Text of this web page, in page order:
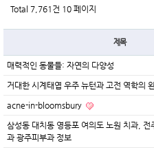
Total 7,761건 10 페이지
제목
매력적인 동물들: 자연의 다양성
거대한 시계태엽 우주 뉴턴과 고전 역학의
acne-in-bloomsbury
삼성동 대치동 영등포 여의도 노원 치과, 전
과 광주피부과 정보